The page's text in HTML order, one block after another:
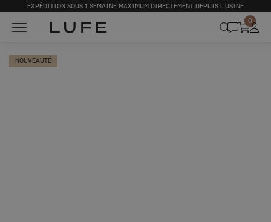
EXPÉDITION SOUS 1 SEMAINE MAXIMUM DIRECTEMENT DEPUIS L’USINE
0
NOUVEAUTÉ